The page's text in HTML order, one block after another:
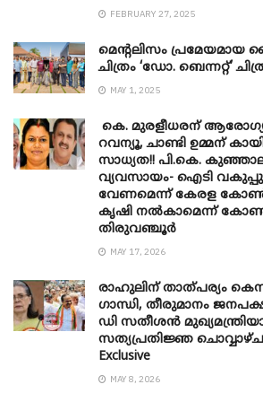
FEBRUARY 27, 2025
മെന്‍റലിസം പ്രമേയമായ
ചിത്രം ‘ഡോ. ബെന്നറ്റ്’
MAY 1, 2025
കെ. മുരളീധരന്
റവന്യൂ, ചാണ്ടി ഉമ്മന്
സാധ്യത!! പി.കെ.
വ്യവസായം- ഐടി
വേണമെന്ന് കേരള
കൃഷി നൽകാമെന്ന്
തിരുവഞ്ചൂർ
MAY 17, 2026
രാഹുലിന് താത്പര്യം
​ഗാന്ധി, തീരുമാനം
ഡി സതീശൻ
സത്യപ്രതിജ്ഞ ചൊവ്വാഴ്ച?-
Exclusive
MAY 8, 2026